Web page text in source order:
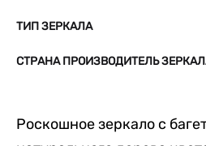
ТИП ЗЕРКАЛА
СТРАНА ПРОИЗВОДИТЕЛЬ
Роскошное зеркало с